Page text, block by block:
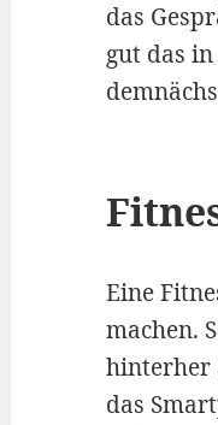
das
gut das
Eine
machen.
hinterher
das